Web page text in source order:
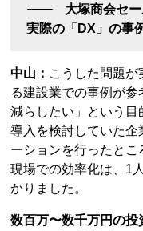
大塚商会セ
実際の「DX」の事
中山： こうした問題
る建設業での事例が
減らしたい」という
導入を検討していた企
ーションを行ったと
現場での効率化は、1
かりました。
数百万〜数千万円の